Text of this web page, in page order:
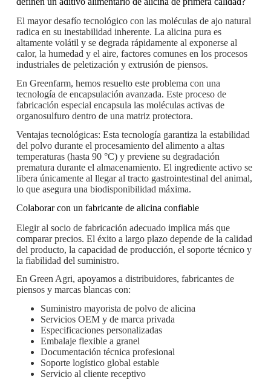
El mayor desafío tecnológico con las moléculas de ajo natural
radica en su inestabilidad inherente. La alicina pura es
altamente volátil y se degrada rápidamente al exponerse al
calor, la humedad y el aire, factores comunes en los procesos
industriales de peletización y extrusión de piensos.
En Greenfarm, hemos resuelto este problema con una
tecnología de encapsulación avanzada. Este proceso de
fabricación especial encapsula las moléculas activas de
organosulfuro dentro de una matriz protectora.
Ventajas tecnológicas: Esta tecnología garantiza la estabilidad
del polvo durante el procesamiento del alimento a altas
temperaturas (hasta 90 °C) y previene su degradación
prematura durante el almacenamiento. El ingrediente activo se
libera únicamente al llegar al tracto gastrointestinal del animal,
lo que asegura una biodisponibilidad máxima.
Colaborar con un fabricante de alicina confiable
Elegir al socio de fabricación adecuado implica más que
comparar precios. El éxito a largo plazo depende de la calidad
del producto, la capacidad de producción, el soporte técnico y
la fiabilidad del suministro.
En Green Agri, apoyamos a distribuidores, fabricantes de
piensos y marcas blancas con:
Suministro mayorista de polvo de alicina
Servicios OEM y de marca privada
Especificaciones personalizadas
Embalaje flexible a granel
Documentación técnica profesional
Soporte logístico global estable
Servicio al cliente receptivo